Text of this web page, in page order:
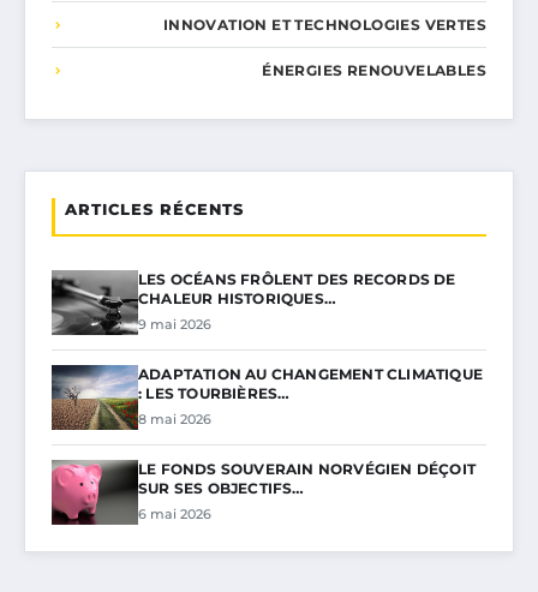
INNOVATION ET TECHNOLOGIES VERTES
ÉNERGIES RENOUVELABLES
ARTICLES RÉCENTS
LES OCÉANS FRÔLENT DES RECORDS DE
CHALEUR HISTORIQUES…
9 mai 2026
ADAPTATION AU CHANGEMENT CLIMATIQUE
: LES TOURBIÈRES…
8 mai 2026
LE FONDS SOUVERAIN NORVÉGIEN DÉÇOIT
SUR SES OBJECTIFS…
6 mai 2026